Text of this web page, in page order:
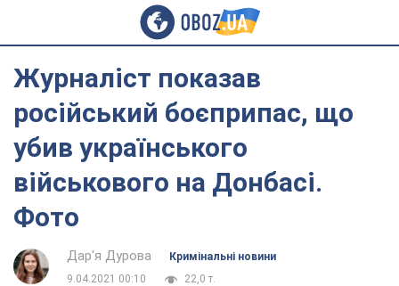
Журналіст показав
російський боєприпас, що
убив українського
військового на Донбасі.
Фото
Дар'я Дурова
Кримінальні новини
9.04.2021 00:10
22,0 т.